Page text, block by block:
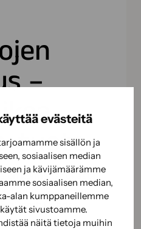
evästeitä
sisällön ja
sosiaalisen median
ja kävijämäärämme
sosiaalisen median,
alan kumppaneillemme
sivustoamme.
näitä tietoja muihin
–
tuote
on kolme tehokasta
puhdistukseen:
BioComb Puhdas